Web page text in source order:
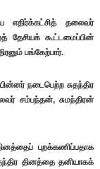
எதிர்க்கட்சித் தலைவர்
தேசியக் கூட்டமைப்பின்
பங்கேற்பார்.
நடைபெற்ற சுதந்திர
சம்பந்தன், சுமந்திரன்
புறக்கணிப்பதாக
தினத்தை தனியாகக்